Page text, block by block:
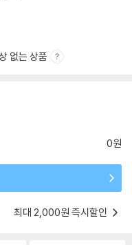
없는 상품
0원
최대 2,000원 즉시할인